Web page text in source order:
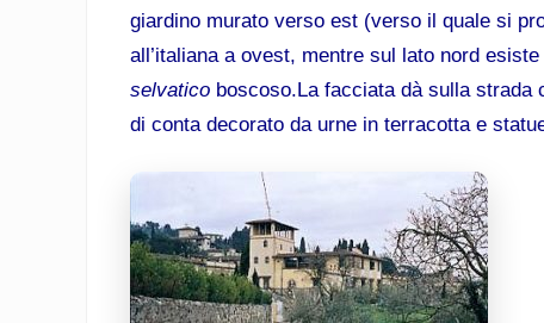
giardino murato verso est (verso il quale si
all’italiana a ovest, mentre sul lato nord
selvatico boscoso.La facciata dà sulla strada
di conta decorato da urne in terracotta e